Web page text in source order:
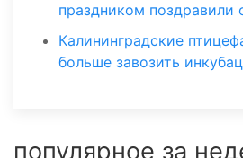
праздником поздравили
Калининградские
больше завозить
популярное за